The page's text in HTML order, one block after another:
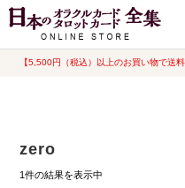
【5,500円（税込）以上のお買い物で送
ナ
コ
オラクルカード
トランプ
ホーム “zero”にタグ付けされた商
zero
1件の結果を表示中